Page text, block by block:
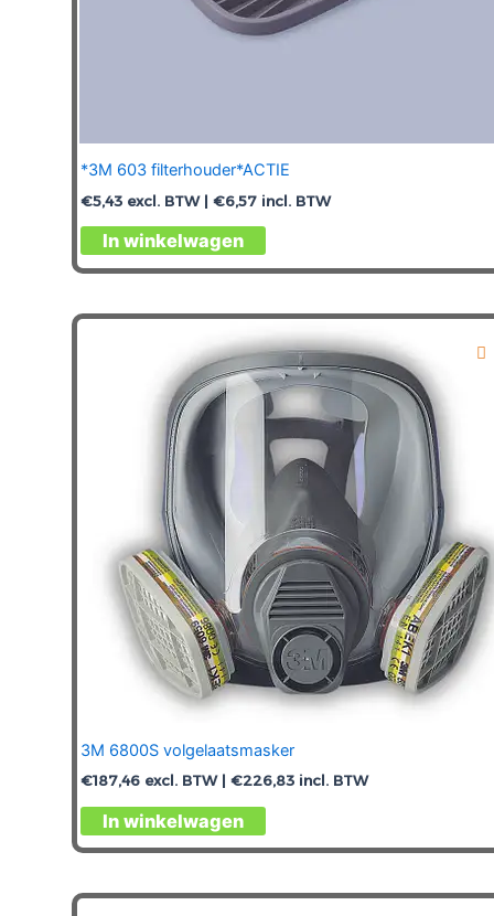
*3M 603 filterhouder*ACTIE
€5,43 excl. BTW | €6,57 incl. BTW
In winkelwagen
3M 6800S volgelaatsmasker
€187,46 excl. BTW | €226,83 incl. BTW
In winkelwagen